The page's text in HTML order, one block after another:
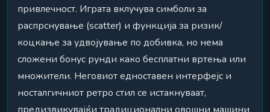
привлечност. Играта вклучува симболи за
распрснување (scatter) и функција за ризик/
коцкање за удвојување по добивка, но нема
сложени бонус рунди како бесплатни вртења или
множители. Неговиот едноставен интерфејс и
носталгичниот ретро стил се истакнуваат,